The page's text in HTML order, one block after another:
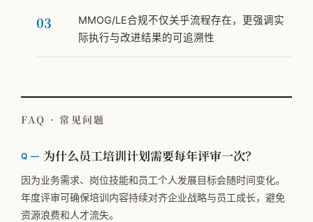
MMOG/LE合规不仅关乎流程存在，更强调实
际执行与改进结果的可追溯性
FAQ · 常见问题
为什么员工培训计划需要每年评审一次？
因为业务需求、岗位技能和员工个人发展目标会随时间变化。
年度评审可确保培训内容持续对齐企业战略与员工成长，避免
资源浪费和人才流失。